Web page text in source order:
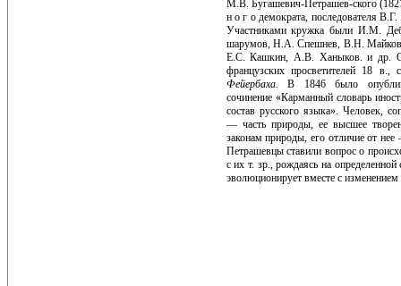
М.В. Бугашевич-Петрашев-ского
н о г о демократа, последователя
Участ­никами кружка были И.М.
шарумов, H.A. Спешнев, В.Н.
Е.С. Кашкин, A.B. Ханыков. и др.
французских просветителей 18 в.,
Фейербаха.В 1846 было
сочинение «Карманный словарь
состав русско­го языка». Человек,
— часть природы, ее высшее
законам природы, его отличие от
Петрашевцы ставили вопрос о
с их т. зр., рождаясь на определенной
эволюци­онирует вместе с